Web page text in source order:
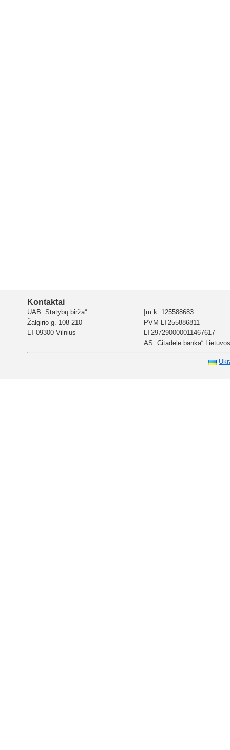
Kontaktai
UAB „Statybų birža“
Žalgirio g. 108-210
LT-09300 Vilnius
Įm.k. 125588683
PVM LT255886811
LT297290000011467617
AS „Citadele banka“